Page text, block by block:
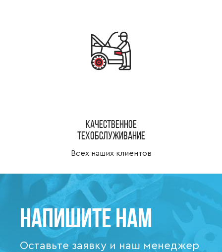
Качественное
техобслуживание
Всех наших клиентов
Напишите нам
Оставьте заявку и наш менеджер